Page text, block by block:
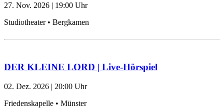
27. Nov. 2026 | 19:00 Uhr
Studiotheater • Bergkamen
DER KLEINE LORD | Live-Hörspiel
02. Dez. 2026 | 20:00 Uhr
Friedenskapelle • Münster